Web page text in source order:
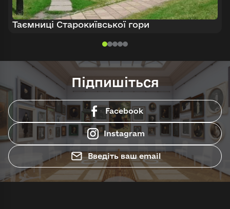
Таємниці Старокиївської гори
Підпишіться
Facebook
Instagram
Введіть ваш email